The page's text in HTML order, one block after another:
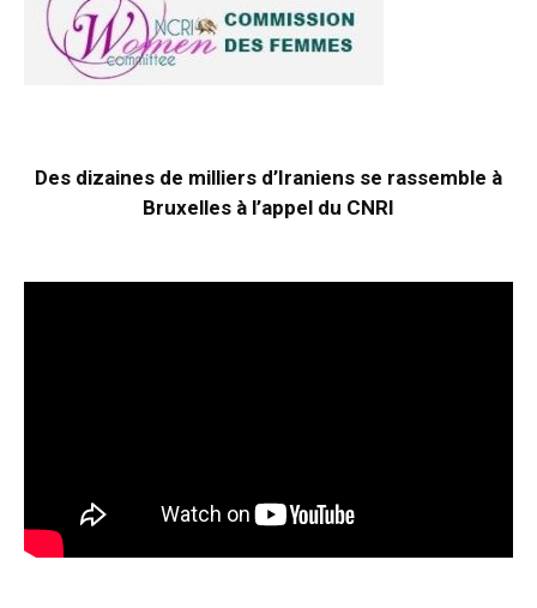
Des dizaines de milliers d’Iraniens se rassemble à
Bruxelles à l’appel du CNRI